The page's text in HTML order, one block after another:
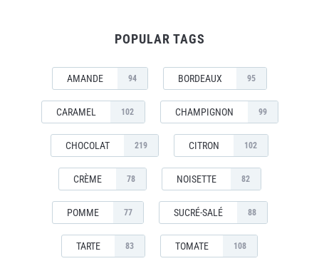
POPULAR TAGS
AMANDE 94 BORDEAUX 95
CARAMEL 102 CHAMPIGNON 99
CHOCOLAT 219 CITRON 102
CRÈME 78 NOISETTE 82
POMME 77 SUCRÉ-SALÉ 88
TARTE 83 TOMATE 108